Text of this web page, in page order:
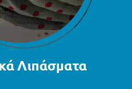
Λιπάσματα